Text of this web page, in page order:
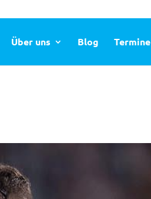
Über uns Blog Termine